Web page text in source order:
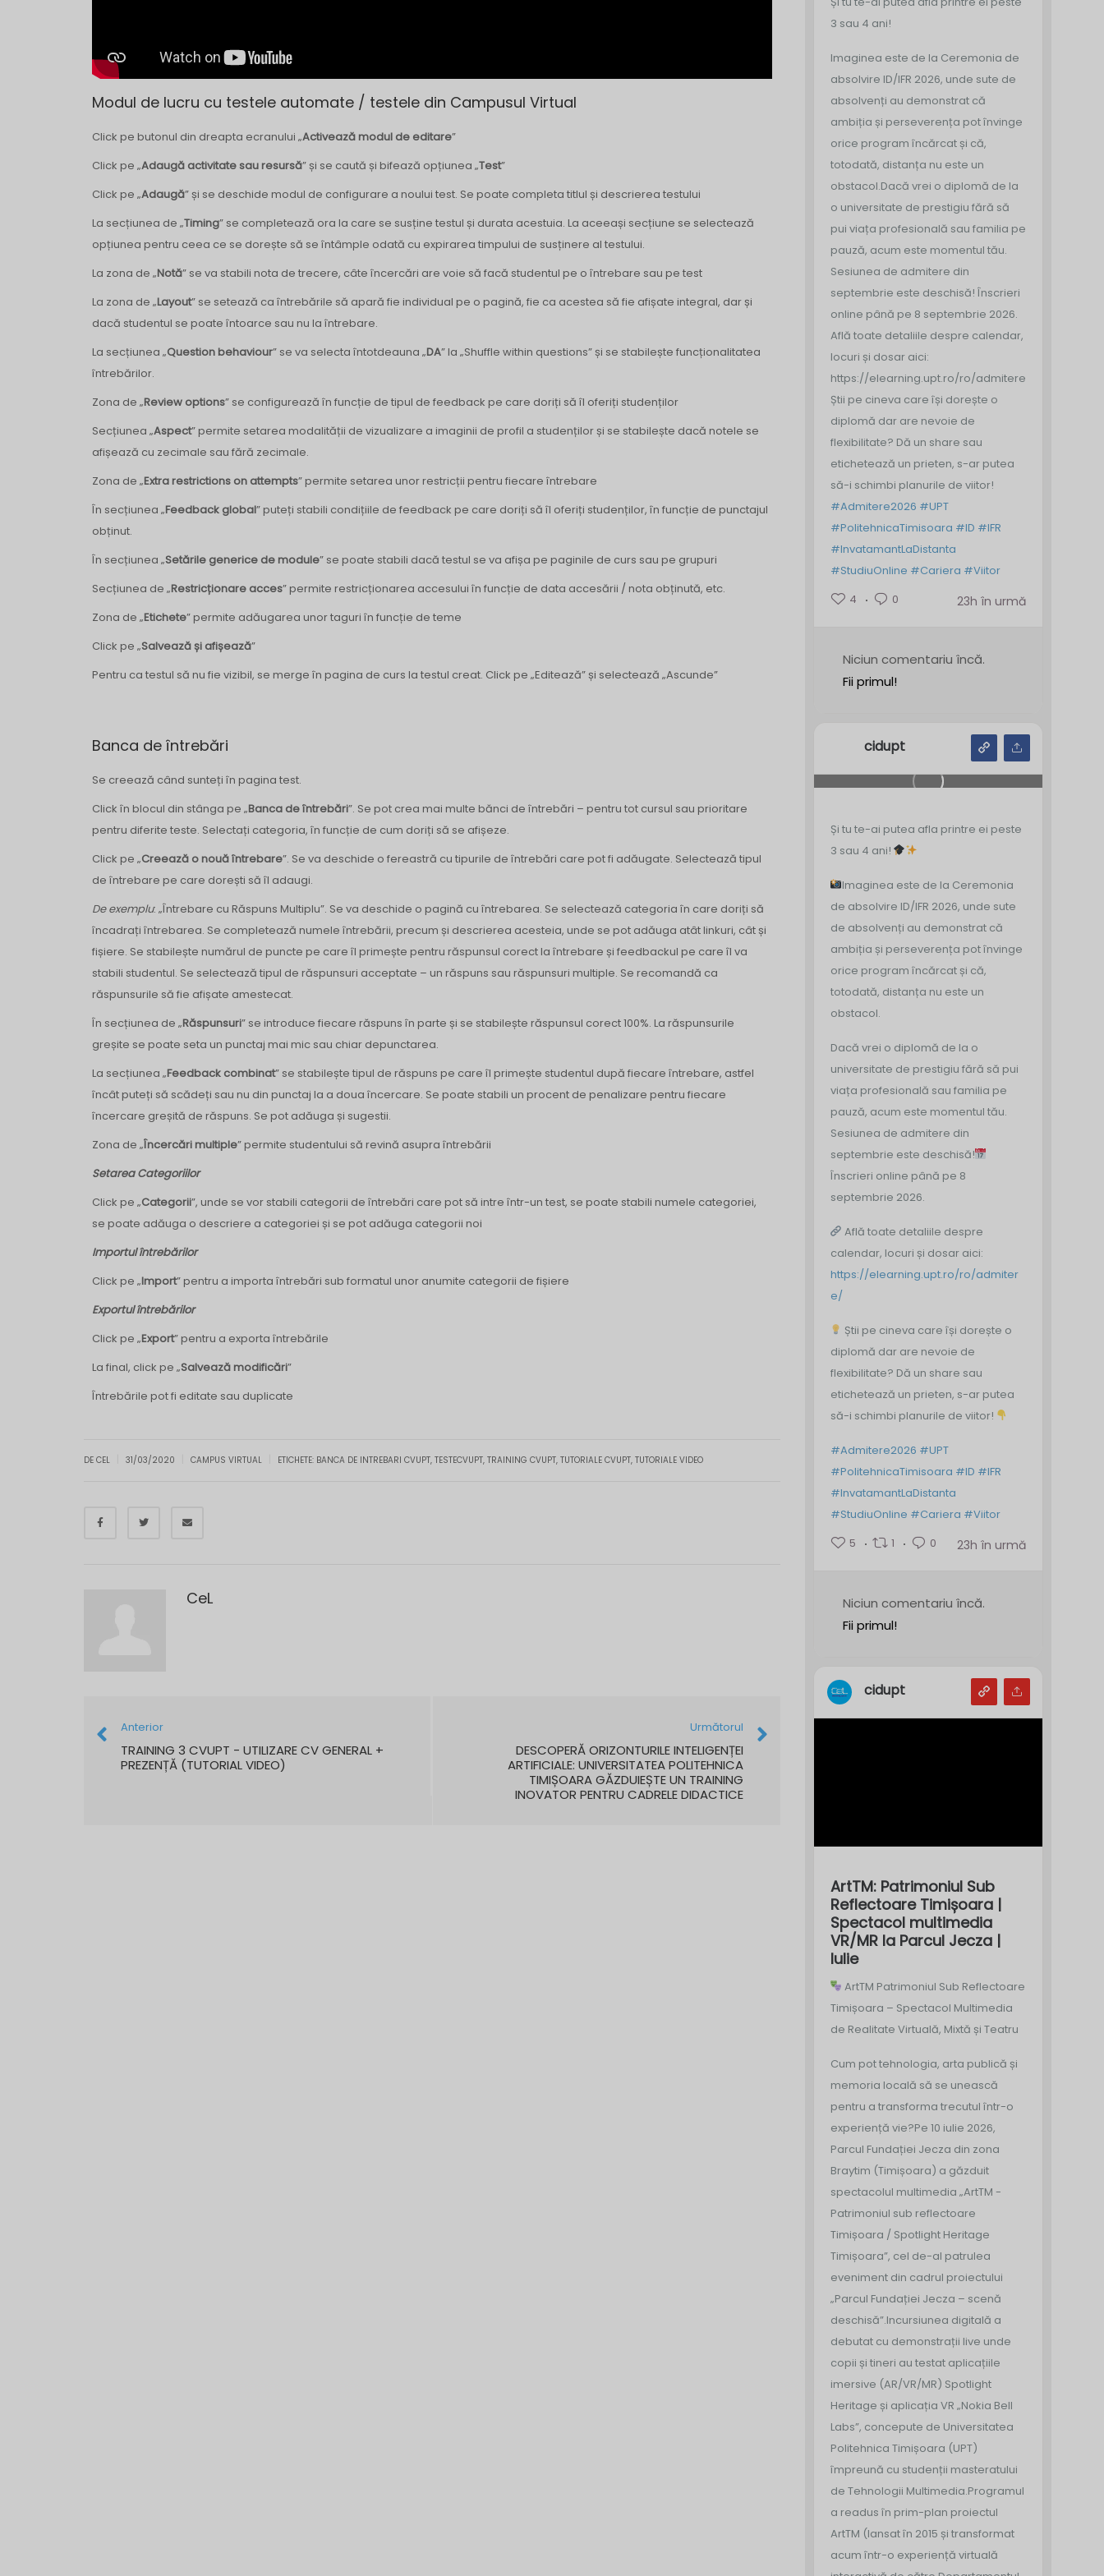
Modul de lucru cu testele automate / testele din Campusul Virtual
Click pe butonul din dreapta ecranului „Activează modul de editare”
Click pe „Adaugă activitate sau resursă” și se caută și bifează opțiunea „Test”
Click pe „Adaugă” și se deschide modul de configurare a noului test. Se poate completa titlul și descrierea testului
La secțiunea de „Timing” se completează ora la care se susține testul și durata acestuia. La aceeași secțiune se selectează
opțiunea pentru ceea ce se dorește să se întâmple odată cu expirarea timpului de susținere al testului.
La zona de „Notă” se va stabili nota de trecere, câte încercări are voie să facă studentul pe o întrebare sau pe test
La zona de „Layout” se setează ca întrebările să apară fie individual pe o pagină, fie ca acestea să fie afișate integral, dar și
dacă studentul se poate întoarce sau nu la întrebare.
La secțiunea „Question behaviour” se va selecta întotdeauna „DA” la „Shuffle within questions” și se stabilește funcționalitatea
întrebărilor.
Zona de „Review options” se configurează în funcție de tipul de feedback pe care doriți să îl oferiți studenților
Secțiunea „Aspect” permite setarea modalității de vizualizare a imaginii de profil a studenților și se stabilește dacă notele se
afișează cu zecimale sau fără zecimale.
Zona de „Extra restrictions on attempts” permite setarea unor restricții pentru fiecare întrebare
În secțiunea „Feedback global” puteți stabili condițiile de feedback pe care doriți să îl oferiți studenților, în funcție de punctajul
obținut.
În secțiunea „Setările generice de module” se poate stabili dacă testul se va afișa pe paginile de curs sau pe grupuri
Secțiunea de „Restricționare acces” permite restricționarea accesului în funcție de data accesării / nota obținută, etc.
Zona de „Etichete” permite adăugarea unor taguri în funcție de teme
Click pe „Salvează și afișează”
Pentru ca testul să nu fie vizibil, se merge în pagina de curs la testul creat. Click pe „Editează” și selectează „Ascunde”
Banca de întrebări
Se creează când sunteți în pagina test.
Click în blocul din stânga pe „Banca de întrebări”. Se pot crea mai multe bănci de întrebări – pentru tot cursul sau prioritare
pentru diferite teste. Selectați categoria, în funcție de cum doriți să se afișeze.
Click pe „Creează o nouă întrebare”. Se va deschide o fereastră cu tipurile de întrebări care pot fi adăugate. Selectează tipul
de întrebare pe care dorești să îl adaugi.
De exemplu: „Întrebare cu Răspuns Multiplu”. Se va deschide o pagină cu întrebarea. Se selectează categoria în care doriți să
încadrați întrebarea. Se completează numele întrebării, precum și descrierea acesteia, unde se pot adăuga atât linkuri, cât și
fișiere. Se stabilește numărul de puncte pe care îl primește pentru răspunsul corect la întrebare și feedbackul pe care îl va
stabili studentul. Se selectează tipul de răspunsuri acceptate – un răspuns sau răspunsuri multiple. Se recomandă ca
răspunsurile să fie afișate amestecat.
În secțiunea de „Răspunsuri” se introduce fiecare răspuns în parte și se stabilește răspunsul corect 100%. La răspunsurile
greșite se poate seta un punctaj mai mic sau chiar depunctarea.
La secțiunea „Feedback combinat” se stabilește tipul de răspuns pe care îl primește studentul după fiecare întrebare, astfel
încât puteți să scădeți sau nu din punctaj la a doua încercare. Se poate stabili un procent de penalizare pentru fiecare
încercare greșită de răspuns. Se pot adăuga și sugestii.
Zona de „Încercări multiple” permite studentului să revină asupra întrebării
Setarea Categoriilor
Click pe „Categorii”, unde se vor stabili categorii de întrebări care pot să intre într-un test, se poate stabili numele categoriei,
se poate adăuga o descriere a categoriei și se pot adăuga categorii noi
Importul întrebărilor
Click pe „Import” pentru a importa întrebări sub formatul unor anumite categorii de fișiere
Exportul întrebărilor
Click pe „Export” pentru a exporta întrebările
La final, click pe „Salvează modificări”
Întrebările pot fi editate sau duplicate
DE CEL 31/03/2020 CAMPUS VIRTUAL ETICHETE: BANCA DE INTREBARI CVUPT, TESTECVUPT, TRAINING CVUPT, TUTORIALE CVUPT, TUTORIALE VIDEO
CeL
Anterior
TRAINING 3 CVUPT - UTILIZARE CV GENERAL +
PREZENȚĂ (TUTORIAL VIDEO)
Următorul
DESCOPERĂ ORIZONTURILE INTELIGENȚEI
ARTIFICIALE: UNIVERSITATEA POLITEHNICA
TIMIȘOARA GĂZDUIEȘTE UN TRAINING
INOVATOR PENTRU CADRELE DIDACTICE
3 sau 4 ani!
Imaginea este de la Ceremonia de
absolvire ID/IFR 2026, unde sute de
absolvenți au demonstrat că
ambiția și perseverența pot învinge
orice program încărcat și că,
totodată, distanța nu este un
obstacol.Dacă vrei o diplomă de la
o universitate de prestigiu fără să
pui viața profesională sau familia pe
pauză, acum este momentul tău.
Sesiunea de admitere din
septembrie este deschisă! Înscrieri
online până pe 8 septembrie 2026.
Află toate detaliile despre calendar,
locuri și dosar aici:
https://elearning.upt.ro/ro/admitere/
Știi pe cineva care își dorește o
diplomă dar are nevoie de
flexibilitate? Dă un share sau
etichetează un prieten, s-ar putea
să-i schimbi planurile de viitor!
#Admitere2026 #UPT
#PolitehnicaTimisoara #ID #IFR
#InvatamantLaDistanta
#StudiuOnline #Cariera #Viitor
4
0 23h în urmă
Niciun comentariu încă.
Fii primul!
cidupt
Și tu te-ai putea afla printre ei peste
3 sau 4 ani!
Imaginea este de la Ceremonia
de absolvire ID/IFR 2026, unde sute
de absolvenți au demonstrat că
ambiția și perseverența pot învinge
orice program încărcat și că,
totodată, distanța nu este un
obstacol.
Dacă vrei o diplomă de la o
universitate de prestigiu fără să pui
viața profesională sau familia pe
pauză, acum este momentul tău.
Sesiunea de admitere din
septembrie este deschisă!
Înscrieri online până pe 8
septembrie 2026.
Află toate detaliile despre
calendar, locuri și dosar aici:
https://elearning.upt.ro/ro/admiter
e/
Știi pe cineva care își dorește o
diplomă dar are nevoie de
flexibilitate? Dă un share sau
etichetează un prieten, s-ar putea
să-i schimbi planurile de viitor!
#Admitere2026 #UPT
#PolitehnicaTimisoara #ID #IFR
#InvatamantLaDistanta
#StudiuOnline #Cariera #Viitor
5
1 0 23h în urmă
Niciun comentariu încă.
Fii primul!
cidupt
ArtTM: Patrimoniul Sub
Reflectoare Timișoara |
Spectacol multimedia
VR/MR la Parcul Jecza |
Iulie
ArtTM Patrimoniul Sub Reflectoare
Timișoara – Spectacol Multimedia
de Realitate Virtuală, Mixtă și Teatru
Cum pot tehnologia, arta publică și
memoria locală să se unească
pentru a transforma trecutul într-o
experiență vie?Pe 10 iulie 2026,
Parcul Fundației Jecza din zona
Braytim (Timișoara) a găzduit
spectacolul multimedia „ArtTM -
Patrimoniul sub reflectoare
Timișoara / Spotlight Heritage
Timișoara”, cel de-al patrulea
eveniment din cadrul proiectului
„Parcul Fundației Jecza – scenă
deschisă”.Incursiunea digitală a
debutat cu demonstrații live unde
copii și tineri au testat aplicațiile
imersive (AR/VR/MR) Spotlight
Heritage și aplicația VR „Nokia Bell
Labs”, concepute de Universitatea
Politehnica Timișoara (UPT)
împreună cu studenții masteratului
de Tehnologii Multimedia.Programul
a readus în prim-plan proiectul
ArtTM (lansat în 2015 și transformat
acum într-o experiență virtuală